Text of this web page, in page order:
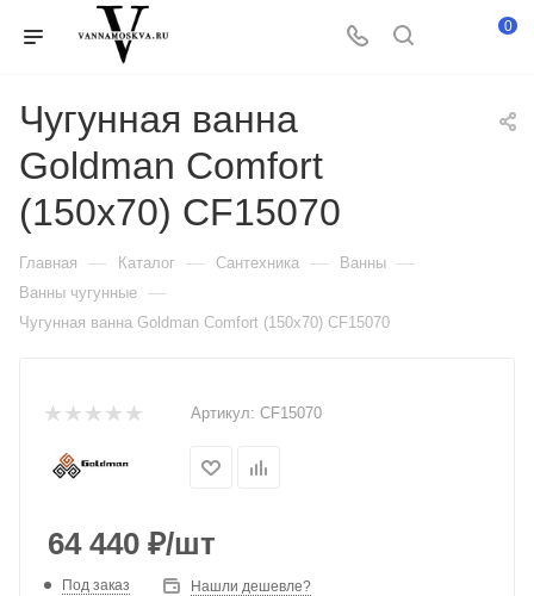
0
Чугунная ванна
Goldman Comfort
(150x70) CF15070
Главная — Каталог — Сантехника — Ванны —
Ванны чугунные —
Чугунная ванна Goldman Comfort (150x70) CF15070
Артикул: CF15070
64 440 ₽/шт
Под заказ Нашли дешевле?